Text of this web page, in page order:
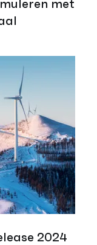
met
2024